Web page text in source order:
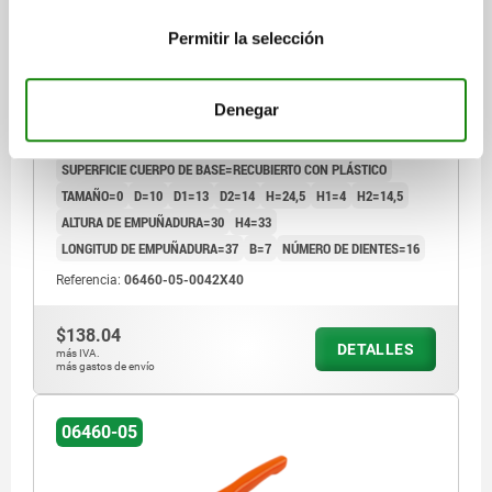
Permitir la selección
Denegar
COMP:ACERO PASIVADO EN AZUL
LONGITUD DE EMPUÑADURA=30
COLOR DEL CUERPO DE BASE=NARANJA PURO RAL 2004
SUPERFICIE CUERPO DE BASE=RECUBIERTO CON PLÁSTICO
TAMAÑO=0 D=10 D1=13 D2=14 H=24,5 H1=4 H2=14,5
ALTURA DE EMPUÑADURA=30 H4=33
LONGITUD DE EMPUÑADURA=37 B=7 NÚMERO DE DIENTES=16
Referencia: 06460-05-0042X40
$138.04
más IVA.
más gastos de envío
DETALLES
06460-05